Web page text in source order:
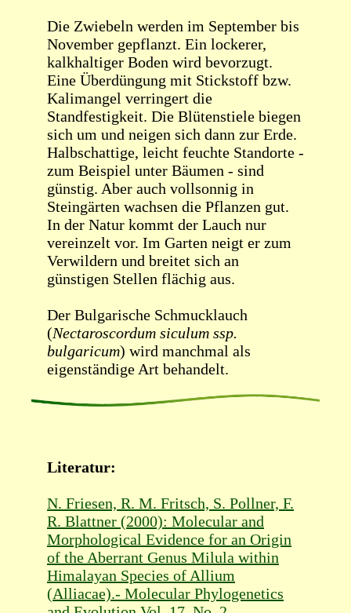
Die Zwiebeln werden im September bis
November gepflanzt. Ein lockerer,
kalkhaltiger Boden wird bevorzugt.
Eine Überdüngung mit Stickstoff bzw.
Kalimangel verringert die
Standfestigkeit. Die Blütenstiele biegen
sich um und neigen sich dann zur Erde.
Halbschattige, leicht feuchte Standorte -
zum Beispiel unter Bäumen - sind
günstig. Aber auch vollsonnig in
Steingärten wachsen die Pflanzen gut.
In der Natur kommt der Lauch nur
vereinzelt vor. Im Garten neigt er zum
Verwildern und breitet sich an
günstigen Stellen flächig aus.
Der Bulgarische Schmucklauch
(Nectaroscordum siculum ssp.
bulgaricum) wird manchmal als
eigenständige Art behandelt.
Literatur:
N. Friesen, R. M. Fritsch, S. Pollner, F.
R. Blattner (2000): Molecular and
Morphological Evidence for an Origin
of the Aberrant Genus Milula within
Himalayan Species of Allium
(Alliacae).- Molecular Phylogenetics